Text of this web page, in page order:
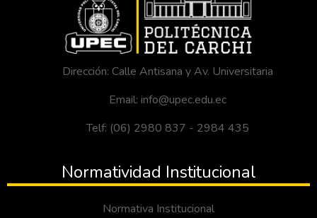
Dirección: Calle Antisana y Av. Universitaria
Email: info@upec.edu.ec
Telf: (06) 2980 837 - 2984 435
Normatividad Institucional
Normativa Institucional